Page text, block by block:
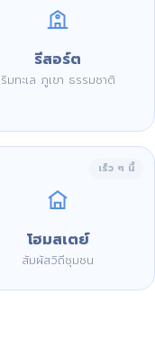
รีสอร์ต
ริมทะเล ภูเขา ธรรมชาติ
เร็ว ๆ นี้
โฮมสเตย์
สัมผัสวิถีชุมชน